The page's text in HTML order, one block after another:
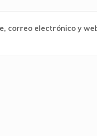
correo electrónico y